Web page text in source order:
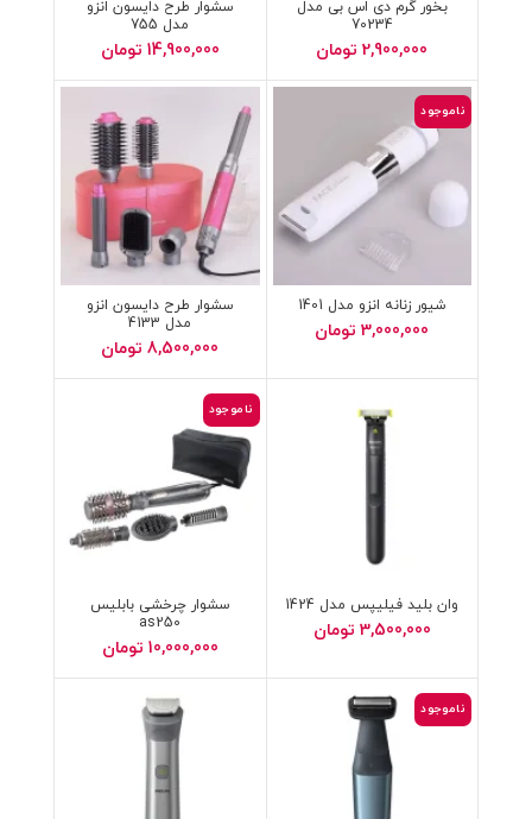
بخور گرم دی اس بی مدل
70234
2,900,000 تومان
سشوار طرح دایسون انزو
مدل 755
14,900,000 تومان
ناموجود
شیور زنانه انزو مدل 1401
3,000,000 تومان
سشوار طرح دایسون انزو
مدل 4133
8,500,000 تومان
وان بلید فیلیپس مدل 1424
3,500,000 تومان
ناموجود
سشوار چرخشی بابلیس
as250
10,000,000 تومان
ناموجود